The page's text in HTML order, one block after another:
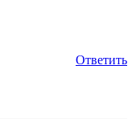
Ответить